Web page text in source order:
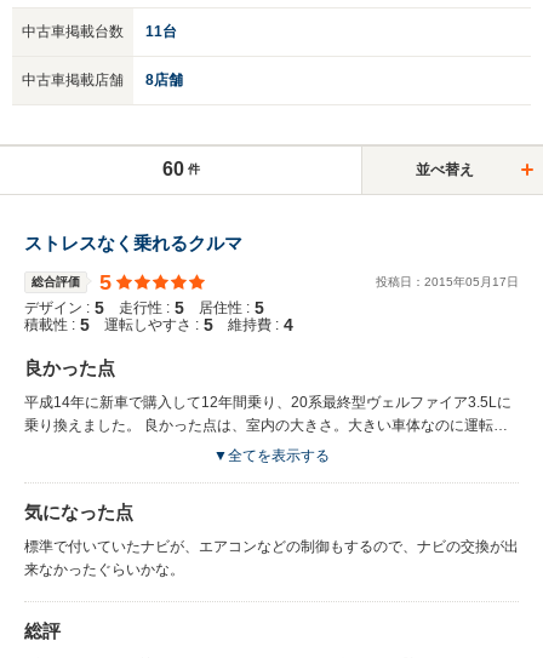
中古車掲載台数 11台
中古車掲載店舗 8店舗
60 件 並べ替え
ストレスなく乗れるクルマ
総合評価 5 投稿日： 2015年05 月 17日
デザイン : 5 走行性 : 5 居住性 : 5
積載性 : 5 運転しやすさ : 5 維持費 : 4
良かった点
平成14年に新車で購入して12年間乗り、20系最終型ヴェルファイア3.5Lに
乗り換えました。 良かった点は、室内の大きさ。大きい車体なのに運転し
やすい。 3列目シートがすっぽりと床下に収納出来る。 2列目もワンタッチ
す。
▼全てを表示する
気になった点
標準で付いていたナビが、エアコンなどの制御もするので、ナビの交換が出
来なかったぐらいかな。
総評